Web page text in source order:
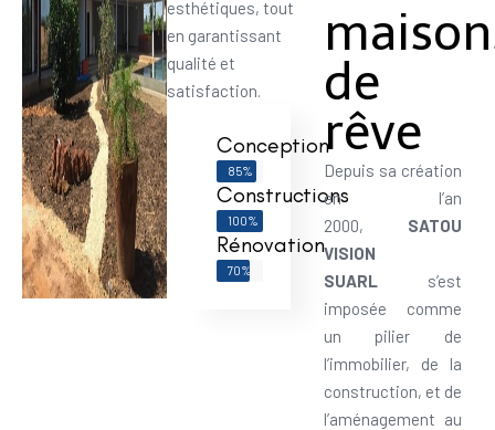
esthétiques, tout
en garantissant
qualité et
satisfaction.
Conception
85%
Constructions
100%
Rénovation
70%
de
rêve
Depuis sa création
en l’an
2000, SATOU
VISION
SUARLs’est
imposée comme
un pilier de
l’immobilier, de la
construction, et de
l’aménagement au